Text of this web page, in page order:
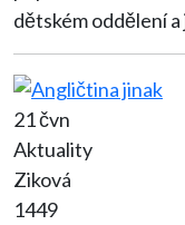
dětském oddělení a
21 čvn
Aktuality
Ziková
1449